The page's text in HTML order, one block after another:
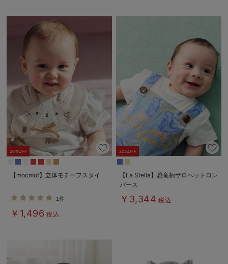
20%OFF
【mocmof】立体モチーフスタイ
1件
￥1,496 税込
20%OFF
【La Stella】恐竜柄サロペットロン
パース
￥3,344 税込